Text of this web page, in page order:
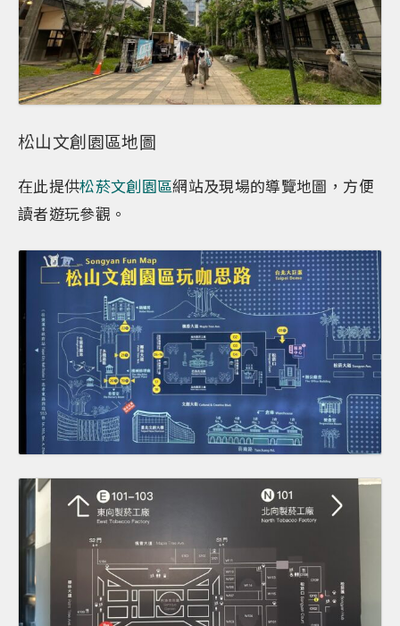
松山文創園區地圖
在此提供松菸文創園區網站及現場的導覽地圖，方便
讀者遊玩參觀。